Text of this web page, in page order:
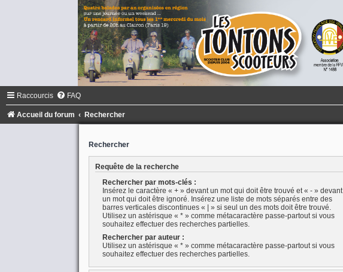
Raccourcis FAQ
Accueil du forum Rechercher
Rechercher
Requête de la recherche
Rechercher par mots-clés :
Insérez le caractère « + » devant un mot qui doit être trouvé et « - » devant
un mot qui doit être ignoré. Insérez une liste de mots séparés entre des
barres verticales discontinues « | » si seul un des mots doit être trouvé.
Utilisez un astérisque « * » comme métacaractère passe-partout si vous
souhaitez effectuer des recherches partielles.
Rechercher par auteur :
Utilisez un astérisque « * » comme métacaractère passe-partout si vous
souhaitez effectuer des recherches partielles.